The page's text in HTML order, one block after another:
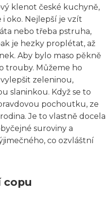
klenot české kuchyně,
oko. Nejlepší je vzít
nebo třeba pstruha,
je hezky proplétat, až
Aby bylo maso pěkně
trouby. Můžeme ho
zeleninou,
slaninkou. Když se to
pochoutku, ze
Je to vlastně docela
suroviny a
co ozvláštní
copu